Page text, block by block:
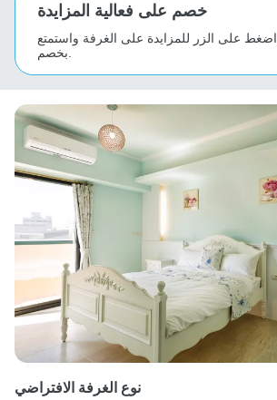
خصم على فعالية المزايدة
اضغط على الزر للمزايدة على الغرفة واستمتع
نوع الغرفة الافتراضي